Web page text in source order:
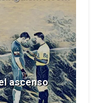
ascenso